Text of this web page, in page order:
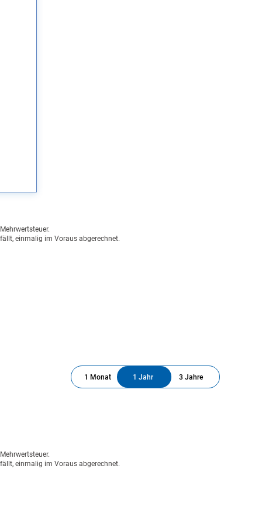
einmalig im Voraus abgerechnet.
1 Monat 1 Jahr 3 Jahre
einmalig im Voraus abgerechnet.